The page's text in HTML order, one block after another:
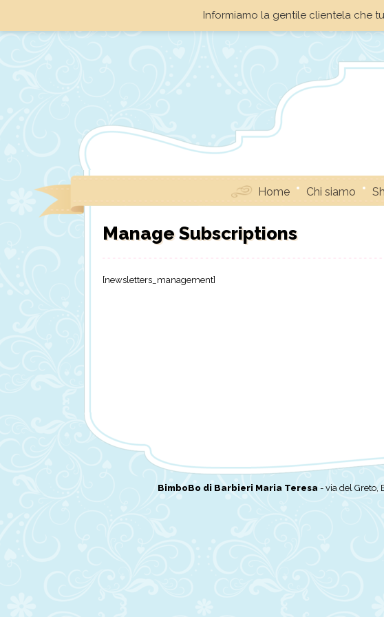
Informiamo la gentile clientela che
Home Chi siamo
Manage Subscriptions
[newsletters_management]
BimboBo di Barbieri Maria Teresa - via del Greto,